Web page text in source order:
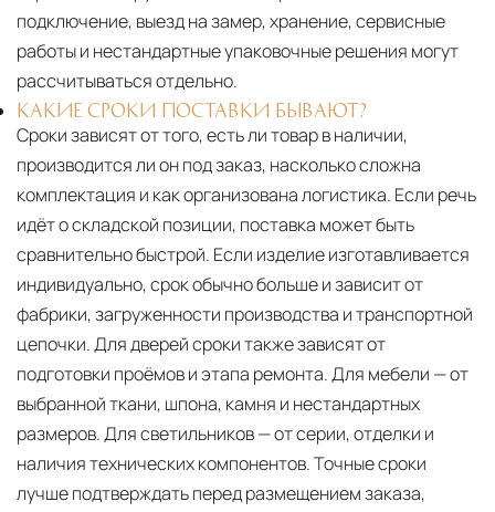
подключение, выезд на замер, хранение, сервисные
работы и нестандартные упаковочные решения могут
рассчитываться отдельно.
КАКИЕ СРОКИ ПОСТАВКИ БЫВАЮТ?
Сроки зависят от того, есть ли товар в наличии,
производится ли он под заказ, насколько сложна
комплектация и как организована логистика. Если речь
идёт о складской позиции, поставка может быть
сравнительно быстрой. Если изделие изготавливается
индивидуально, срок обычно больше и зависит от
фабрики, загруженности производства и транспортной
цепочки. Для дверей сроки также зависят от
подготовки проёмов и этапа ремонта. Для мебели — от
выбранной ткани, шпона, камня и нестандартных
размеров. Для светильников — от серии, отделки и
наличия технических компонентов. Точные сроки
лучше подтверждать перед размещением заказа,